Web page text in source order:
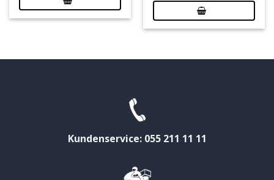
Kundenservice: 055 211 11 11